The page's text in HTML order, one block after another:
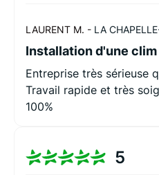
LAURENT M. - LA
Entreprise très sérieuse
Travail rapide et très
100%
5